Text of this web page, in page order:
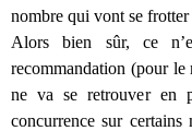
nombre qui vont se frotter
Alors bien sûr, ce
recommandation (pour le
ne va se retrouver en
concurrence sur